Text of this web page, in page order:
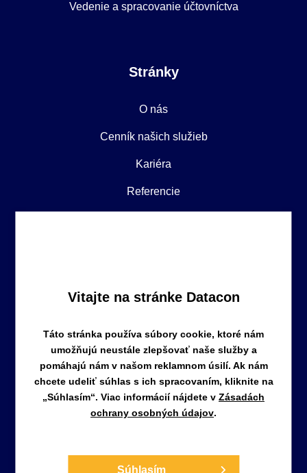
Vedenie a spracovanie účtovníctva
Stránky
O nás
Cenník našich služieb
Kariéra
Referencie
DATACON a.s.
Staré záhrady 3, 821 05, Bratislava
Slovenská republika
+421 904 821 114
Vitajte na stránke Datacon
Táto stránka používa súbory cookie, ktoré nám
umožňujú neustále zlepšovať naše služby a
pomáhajú nám v našom reklamnom úsilí. Ak nám
chcete udeliť súhlas s ich spracovaním, kliknite na
„Súhlasím“. Viac informácií nájdete v Zásadách
ochrany osobných údajov.
Súhlasím